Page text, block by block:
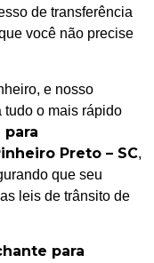
de transferência
você não precise
e nosso
tudo o mais rápido
para
Preto – SC,
que seu
leis de trânsito de
para